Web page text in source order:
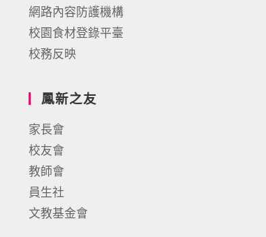
網路內容防護機構
校園食材登錄平臺
校務反映
鳳新之友
家長會
校友會
教師會
員生社
文教基金會